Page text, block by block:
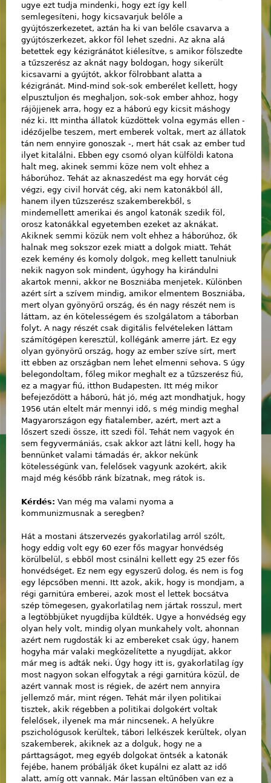
ugye ezt tudja mindenki, hogy ezt így kell
semlegesíteni, hogy kicsavarjuk belőle a
gyújtószerkezetet, aztán ha ki van belőle csavarva a
gyújtószerkezet, akkor föl lehet szedni. Az akna alá
betettek egy kézigránátot kiélesítve, s amikor fölszedte
a tűzszerész az aknát nagy boldogan, hogy sikerült
kicsavarni a gyújtót, akkor fölrobbant alatta a
kézigránát. Mind-mind sok-sok emberélet kellett, hogy
elpusztuljon és meghaljon, sok-sok ember ahhoz, hogy
rájöjjenek arra, hogy ez a háború egy kicsit máshogy
néz ki. Itt mintha állatok küzdöttek volna egymás ellen -
idézőjelbe teszem, mert emberek voltak, mert az állatok
tán nem ennyire gonoszak -, mert hát csak az ember tud
ilyet kitalálni. Ebben egy csomó olyan külföldi katona
halt meg, akinek semmi köze nem volt ehhez a
háborúhoz. Tehát az aknaszedést ma egy horvát cég
végzi, egy civil horvát cég, aki nem katonákból áll,
hanem ilyen tűzszerész szakemberekből, s
mindemellett amerikai és angol katonák szedik föl,
orosz katonákkal egyetemben ezeket az aknákat.
Akiknek semmi közük nem volt ehhez a háborúhoz, ők
halnak meg sokszor ezek miatt a dolgok miatt. Tehát
ezek kemény és komoly dolgok, meg kellett tanulniuk
nekik nagyon sok mindent, úgyhogy ha kirándulni
akartok menni, akkor ne Boszniába menjetek. Különben
azért sírt a szívem mindig, amikor elmentem Boszniába,
mert olyan gyönyörű ország, és én nagy részét nem is
láttam, az én kötelességem és szolgálatom a táborban
folyt. A nagy részét csak digitális felvételeken láttam
számítógépen keresztül, kollégánk amerre járt. Ez egy
olyan gyönyörű ország, hogy az ember szíve sírt, mert
itt ebben az országban nem lehet elmenni sehova. S úgy
belegondoltam, főleg mikor meghalt ez a tűzszerész fiú,
ez a magyar fiú, itthon Budapesten. Itt még mikor
befejeződött a háború, hát jó, még azt mondhatjuk, hogy
1956 után eltelt már mennyi idő, s még mindig meghal
Magyarországon egy fiatalember, azért, mert azt a
lőszert szedi össze, itt szedi föl. Tehát nem vagyok én
sem fegyvermániás, csak akkor azt látni kell, hogy ha
bennünket valami támadás ér, akkor nekünk
kötelességünk van, felelősek vagyunk azokért, akik
majd még később ránk bízatnak, meg rátok is.
Kérdés: Van még ma valami nyoma a
kommunizmusnak a seregben?
Hát a mostani átszervezés gyakorlatilag arról szólt,
hogy eddig volt egy 60 ezer fős magyar honvédség
körülbelül, s ebből most csinálni kellett egy 25 ezer fős
honvédséget. Ez nem egy egyszerű dolog, és nem is fog
egy lépcsőben menni. Itt azok, akik, hogy is mondjam, a
régi garnitúra emberei, azok most el lettek bocsátva
szép tömegesen, gyakorlatilag nem jártak rosszul, mert
a legtöbbjüket nyugdíjba küldték. Ugye a honvédség egy
olyan hely volt, mindig olyan munkahely volt, ahonnan
azért nem rugdosták ki az embereket csak úgy, hanem
hogyha már valaki megközelítette a nyugdíjat, akkor
már meg is adták neki. Úgy hogy itt is, gyakorlatilag így
most nagyon sokan elfogytak a régi garnitúra közül, de
azért vannak most is régiek, de azért nem annyira
jellemző már, mint régen. Tehát már ilyen politikai
tisztek, akik régebben a politikai dolgokért voltak
felelősek, ilyenek ma már nincsenek. A helyükre
pszichológusok kerültek, tábori lelkészek kerültek, olyan
szakemberek, akiknek az a dolguk, hogy ne a
párttagságot, meg egyéb dolgokat öntsék a katonák
fejébe, hanem próbálják őket kupálni ez alatt az idő
alatt, amíg ott vannak. Már lassan eltűnőben van ez a